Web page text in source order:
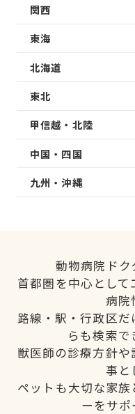
関西
東海
北海道
東北
甲信越・北陸
中国・四国
九州・沖縄
動物病院ドク
首都圏を中心とし
病院
路線・駅・行政区
らも検索で
獣医師の診療方針
事と
ペットも大切な家
ーをサポ